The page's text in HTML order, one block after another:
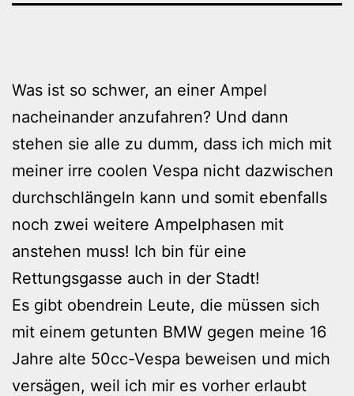
Was ist so schwer, an einer Ampel
nacheinander anzufahren? Und dann
stehen sie alle zu dumm, dass ich mich mit
meiner irre coolen Vespa nicht dazwischen
durchschlängeln kann und somit ebenfalls
noch zwei weitere Ampelphasen mit
anstehen muss! Ich bin für eine
Rettungsgasse auch in der Stadt!
Es gibt obendrein Leute, die müssen sich
mit einem getunten BMW gegen meine 16
Jahre alte 50cc-Vespa beweisen und mich
versägen, weil ich mir es vorher erlaubt